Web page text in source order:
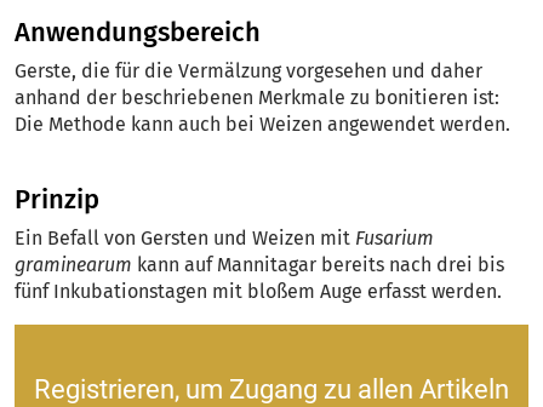
Anwendungsbereich
Gerste, die für die Vermälzung vorgesehen und daher
anhand der beschriebenen Merkmale zu bonitieren ist:
Die Methode kann auch bei Weizen angewendet werden.
Prinzip
Ein Befall von Gersten und Weizen mit Fusarium
graminearum kann auf Mannitagar bereits nach drei bis
fünf Inkubationstagen mit bloßem Auge erfasst werden.
Registrieren, um Zugang zu allen Artikeln